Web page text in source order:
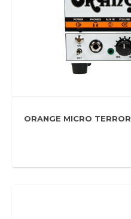
ORANGE MICRO TERROR